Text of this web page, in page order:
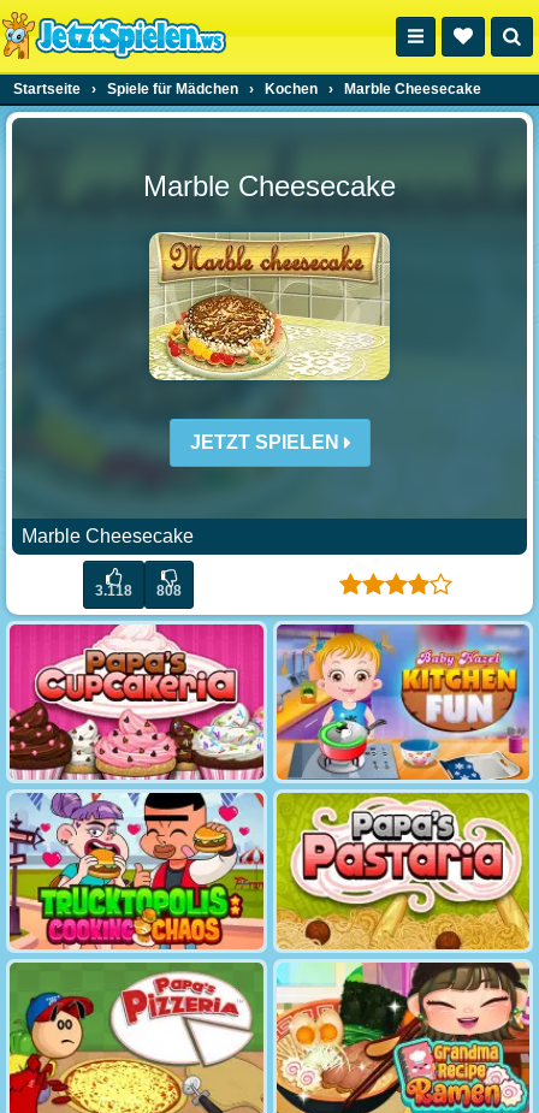
Startseite › Spiele für Mädchen › Kochen › Marble Cheesecake
Marble Cheesecake
JETZT SPIELEN
Marble Cheesecake
3.118 808